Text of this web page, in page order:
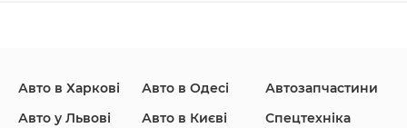
Honda Hyundai
Авто в Харкові
Авто у Львові
Авто в Одесі
Авто в Києві
Автозапчастини
Спецтехніка